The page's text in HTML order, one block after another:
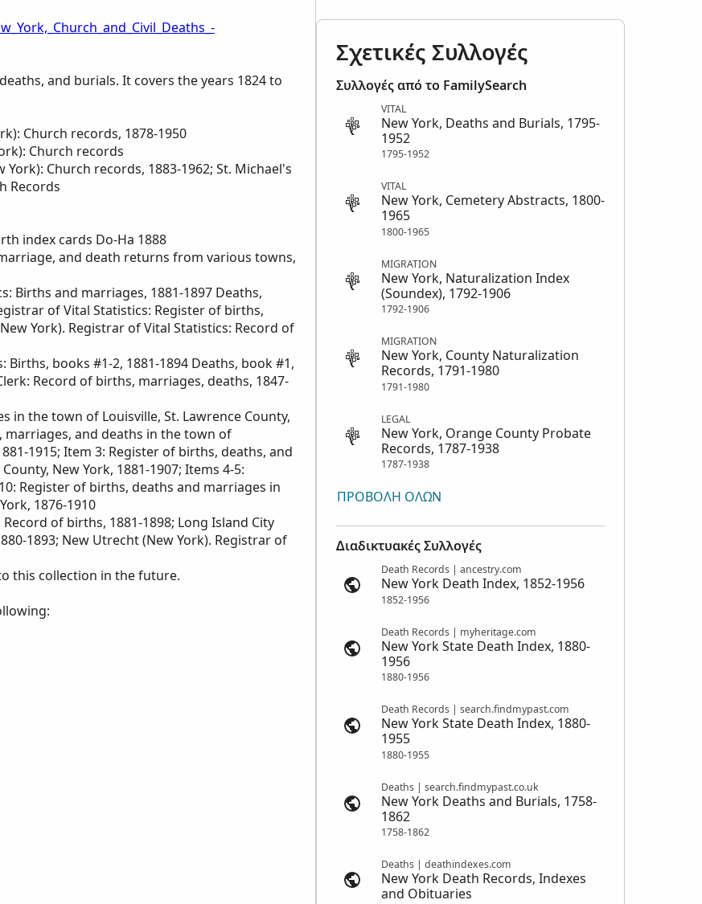
and burials. It covers the years 1824 to
Church records, 1878-1950
Church records
Church records, 1883-1962; St. Michael's
Records
index cards Do-Ha 1888
and death returns from various towns,
Births and marriages, 1881-1897 Deaths,
of Vital Statistics: Register of births,
York). Registrar of Vital Statistics: Record of
books #1-2, 1881-1894 Deaths, book #1,
Record of births, marriages, deaths, 1847-
in the town of Louisville, St. Lawrence County,
marriages, and deaths in the town of
1915; Item 3: Register of births, deaths, and
New York, 1881-1907; Items 4-5:
Register of births, deaths and marriages in
1876-1910
of births, 1881-1898; Long Island City
1893; New Utrecht (New York). Registrar of
this collection in the future.
Σχετικές Συλλογές
Συλλογές από το FamilySearch
VITAL
New York, Deaths and Burials, 1795-
1952
1795-1952
VITAL
New York, Cemetery Abstracts, 1800-
1965
1800-1965
MIGRATION
New York, Naturalization Index
(Soundex), 1792-1906
1792-1906
MIGRATION
New York, County Naturalization
Records, 1791-1980
1791-1980
LEGAL
New York, Orange County Probate
Records, 1787-1938
1787-1938
ΠΡΟΒΟΛΉ ΌΛΩΝ
Διαδικτυακές Συλλογές
Death Records | ancestry.com
New York Death Index, 1852-1956
1852-1956
Death Records | myheritage.com
New York State Death Index, 1880-
1956
1880-1956
Death Records | search.findmypast.com
New York State Death Index, 1880-
1955
1880-1955
Deaths | search.findmypast.co.uk
New York Deaths and Burials, 1758-
1862
1758-1862
Deaths | deathindexes.com
New York Death Records, Indexes
and Obituaries